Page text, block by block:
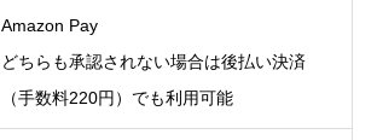
Amazon Pay
どちらも承認されない場合は後払い決済
（手数料220円）でも利用可能